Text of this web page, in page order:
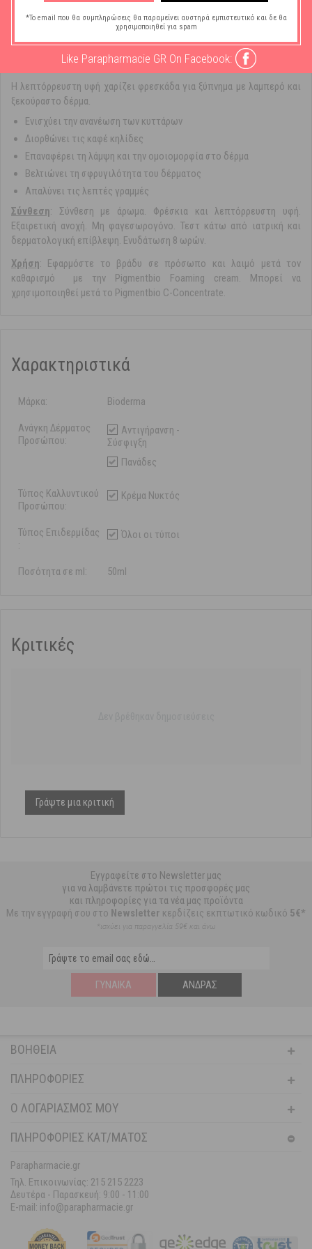
το νερό και δρα όλη τη νύχτα.Ενδείξεις:
Απώλεια λάμψης
Ενήλικες, ευαίσθητο δέρμα
Η λεπτόρρευστη υφή χαρίζει φρεσκάδα για ξύπνημα με λαμπερό και
ξεκούραστο δέρμα.
Ενισχύει την ανανέωση των κυττάρων
Διορθώνει τις καφέ κηλίδες
Επαναφέρει τη λάμψη και την ομοιομορφία στο δέρμα
Βελτιώνει τη σφρυγιλότητα του δέρματος
Απαλύνει τις λεπτές γραμμές
Σύνθεση: Σύνθεση με άρωμα. Φρέσκια και λεπτόρρευστη υφή.
Εξαιρετική ανοχή. Μη φαγεσωρογόνο. Τεστ κάτω από ιατρική και
δερματολογική επίβλεψη. Ενυδάτωση 8 ωρών.
Χρήση: Εφαρμόστε το βράδυ σε πρόσωπο και λαιμό μετά τον
καθαρισμό με την Pigmentbio Foaming cream. Μπορεί να
χρησιμοποιηθεί μετά το Pigmentbio C-Concentrate.
Χαρακτηριστικά
Μάρκα: Bioderma
Ανάγκη Δέρματος
Προσώπου:
Αντιγήρανση -
Σύσφιγξη
Πανάδες
Τύπος Καλλυντικού
Προσώπου:
Κρέμα Νυκτός
Τύπος Επιδερμίδας
:
Όλοι οι τύποι
Ποσότητα σε ml: 50ml
Κριτικές
Γράψτε μια κριτική
Εγγραφείτε στο Newsletter μας
για να λαμβάνετε πρώτοι τις προσφορές μας
και πληροφορίες για τα νέα μας προϊόντα
Με την εγγραφή σου στο Newsletter κερδίζεις εκπτωτικό κωδικό 5€*
*ισχύει για παραγγελία 59€ και άνω
ΓΥΝΑΊΚΑ ΆΝΔΡΑΣ
ΒΟΉΘΕΙΑ
ΠΛΗΡΟΦΟΡΊΕΣ
Ο ΛΟΓΑΡΙΑΣΜΌΣ ΜΟΥ
ΠΛΗΡΟΦΟΡΙΕΣ ΚΑΤ/ΜΑΤΟΣ
Parapharmacie.gr
Τηλ. Επικοινωνίας: 215 215 2223
Δευτέρα - Παρασκευή: 9:00 - 11:00
E-mail: info@parapharmacie.gr
*Το email που θα συμπληρώσεις θα παραμείνει αυστηρά εμπιστευτικό και δε θα
χρησιμοποιηθεί για spam
Like Parapharmacie GR On Facebook: